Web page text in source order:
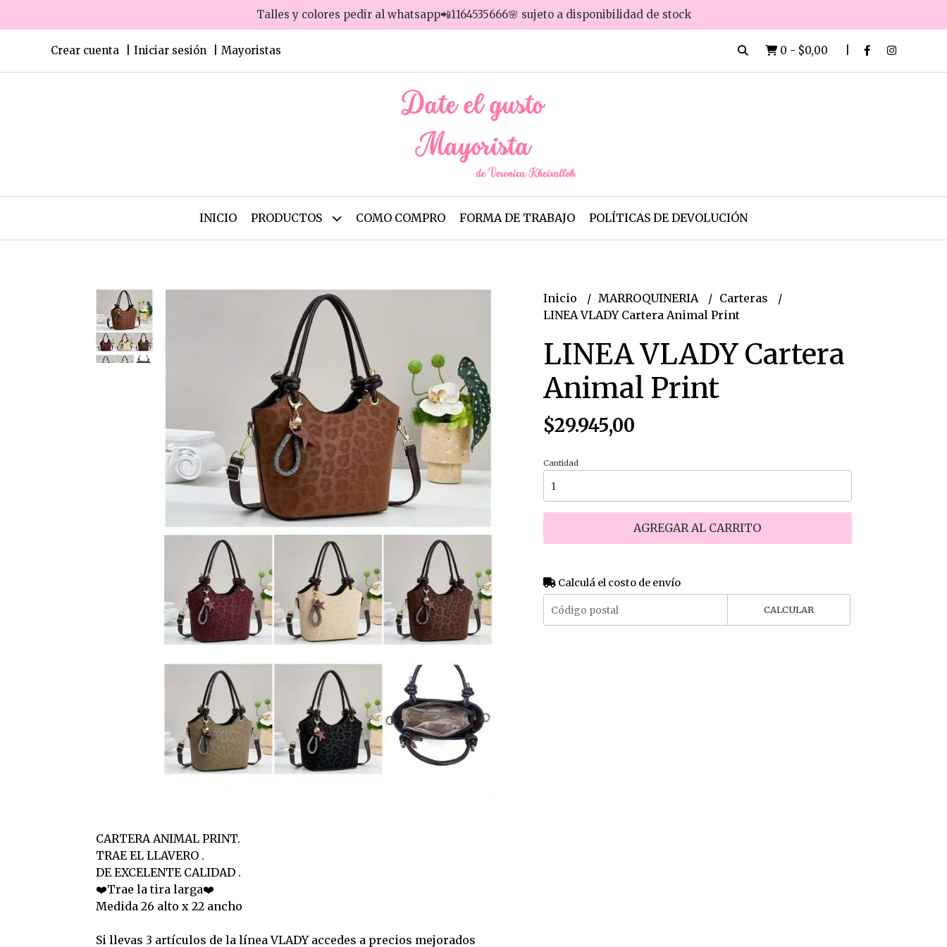
Talles y colores pedir al whatsapp📲1164535666🌸 sujeto a disponibilidad de stock
Crear cuenta Iniciar sesión Mayoristas 0 - $0,00
INICIO PRODUCTOS COMO COMPRO FORMA DE TRABAJO POLÍTICAS DE DEVOLUCIÓN
CARTERA ANIMAL PRINT.
TRAE EL LLAVERO .
DE EXCELENTE CALIDAD .
❤️Trae la tira larga❤️
Medida 26 alto x 22 ancho
Si llevas 3 artículos de la línea VLADY accedes a precios mejorados
Inicio MARROQUINERIA
Carteras
LINEA VLADY Cartera Animal Print
LINEA VLADY Cartera
Animal Print
$29.945,00
Cantidad
AGREGAR AL CARRITO
Calculá el costo de envío
CALCULAR